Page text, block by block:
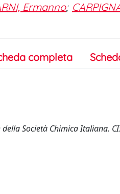
Ermanno;
completa
Società Chimica Italiana.